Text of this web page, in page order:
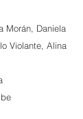
Morán, Daniela
Violante, Alina